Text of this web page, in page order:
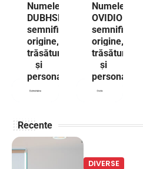
Numele
DUBHSHLÁINE:
semnificație,
origine,
trăsături
și
personalitate
Numele
OVIDIO:
semnificație,
origine,
trăsături
și
personalitate
Recente
DIVERSE